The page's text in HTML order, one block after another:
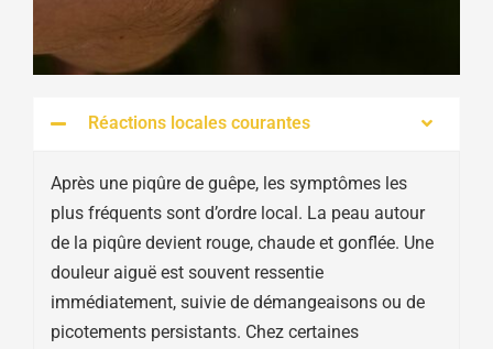
Réactions locales courantes
Après une piqûre de guêpe, les symptômes les
plus fréquents sont d’ordre local. La peau autour
de la piqûre devient rouge, chaude et gonflée. Une
douleur aiguë est souvent ressentie
immédiatement, suivie de démangeaisons ou de
picotements persistants. Chez certaines